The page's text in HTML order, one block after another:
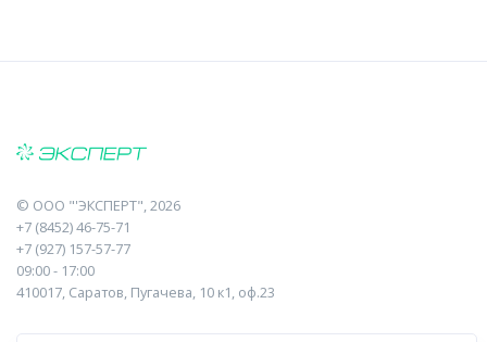
© ООО "'ЭКСПЕРТ", 2026
+7 (8452) 46-75-71
+7 (927) 157-57-77
09:00 - 17:00
410017, Саратов, Пугачева, 10 к1, оф.23